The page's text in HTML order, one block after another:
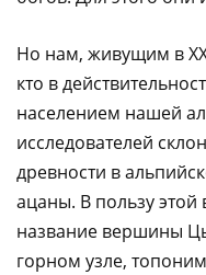
Но нам, живущим в ХХI
кто в
населением нашей
исследователей
древности в
ацаны. В пользу этой
название вершины
горном узле,